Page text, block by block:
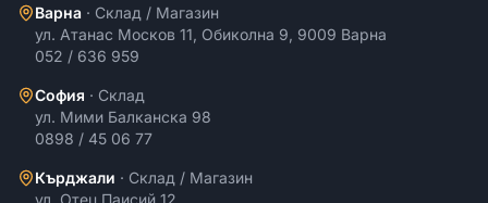
Варна · Склад / Магазин
ул. Атанас Москов 11, Обиколна 9, 9009 Варна
052 / 636 959
София · Склад
ул. Мими Балканска 98
0898 / 45 06 77
Кърджали · Склад / Магазин